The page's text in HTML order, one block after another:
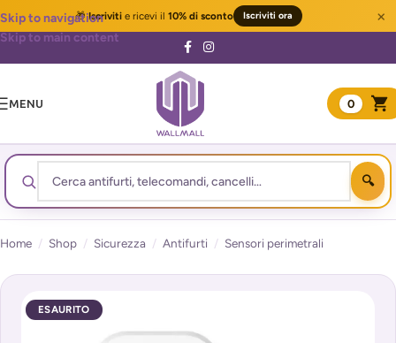
🎁Iscrivitie ricevi il 10% di sconto Iscriviti ora ×
Skip to navigation
Skip to main content
MENU 0
Home / Shop / Sicurezza / Antifurti / Sensori perimetrali
ESAURITO